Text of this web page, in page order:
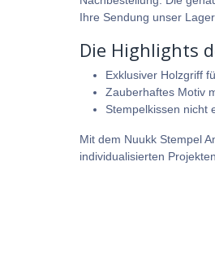
Ihre Sendung unser
Die Highlights
Exklusiver Holzgriff
Zauberhaftes Motiv
Stempelkissen nicht
Mit dem Nuukk Stempel
individualisierten